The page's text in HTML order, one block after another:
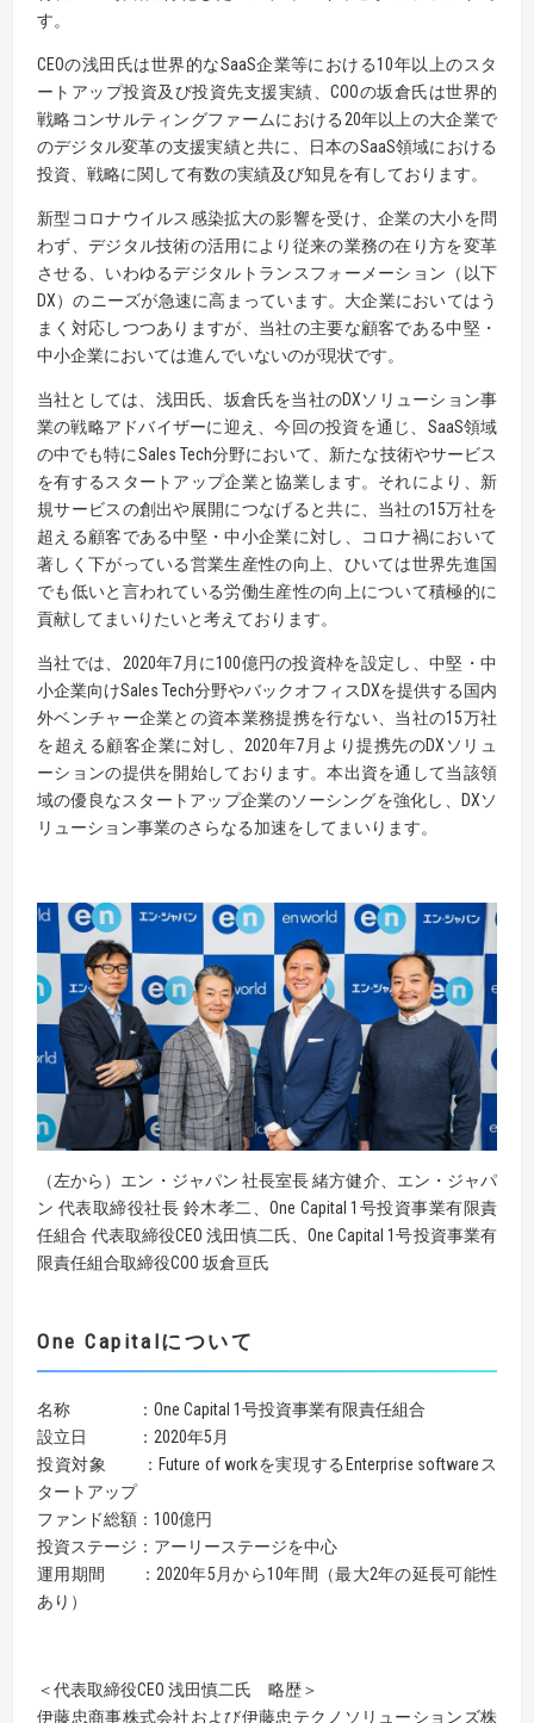
す。
CEOの浅田氏は世界的なSaaS企業等における10年以上のスタ
ートアップ投資及び投資先支援実績、COOの坂倉氏は世界的
戦略コンサルティングファームにおける20年以上の大企業で
のデジタル変革の支援実績と共に、日本のSaaS領域における
投資、戦略に関して有数の実績及び知見を有しております。
新型コロナウイルス感染拡大の影響を受け、企業の大小を問
わず、デジタル技術の活用により従来の業務の在り方を変革
させる、いわゆるデジタルトランスフォーメーション（以下
DX）のニーズが急速に高まっています。大企業においてはう
まく対応しつつありますが、当社の主要な顧客である中堅・
中小企業においては進んでいないのが現状です。
当社としては、浅田氏、坂倉氏を当社のDXソリューション事
業の戦略アドバイザーに迎え、今回の投資を通じ、SaaS領域
の中でも特にSales Tech分野において、新たな技術やサービス
を有するスタートアップ企業と協業します。それにより、新
規サービスの創出や展開につなげると共に、当社の15万社を
超える顧客である中堅・中小企業に対し、コロナ禍において
著しく下がっている営業生産性の向上、ひいては世界先進国
でも低いと言われている労働生産性の向上について積極的に
貢献してまいりたいと考えております。
当社では、2020年7月に100億円の投資枠を設定し、中堅・中
小企業向けSales Tech分野やバックオフィスDXを提供する国内
外ベンチャー企業との資本業務提携を行ない、当社の15万社
を超える顧客企業に対し、2020年7月より提携先のDXソリュ
ーションの提供を開始しております。本出資を通して当該領
域の優良なスタートアップ企業のソーシングを強化し、DXソ
リューション事業のさらなる加速をしてまいります。
（左から）エン・ジャパン 社長室長 緒方健介、エン・ジャパ
ン 代表取締役社長 鈴木孝二、One Capital 1号投資事業有限責
任組合 代表取締役CEO 浅田慎二氏、One Capital 1号投資事業有
限責任組合取締役COO 坂倉亘氏
One Capitalについて
名称 ：One Capital 1号投資事業有限責任組合
設立日 ：2020年5月
投資対象 ：Future of workを実現するEnterprise softwareス
タートアップ
ファンド総額：100億円
投資ステージ：アーリーステージを中心
運用期間 ：2020年5月から10年間（最大2年の延長可能性
あり）
＜代表取締役CEO 浅田慎二氏 略歴＞
伊藤忠商事株式会社および伊藤忠テクノソリューションズ株